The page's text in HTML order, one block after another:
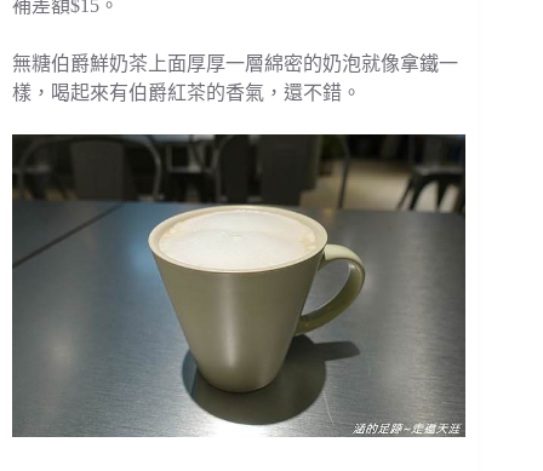
補差額$15。
無糖伯爵鮮奶茶上面厚厚一層綿密的奶泡就像拿鐵一
樣，喝起來有伯爵紅茶的香氣，還不錯。